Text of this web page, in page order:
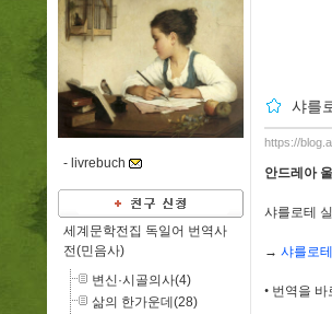
- livrebuch
세계문학전집 독일어 번역사
전(민음사)
변신·시골의사(4)
삶의 한가운데(28)
샤를
https://
안드레아
샤를로테
→ 샤를로
• 번역을 바